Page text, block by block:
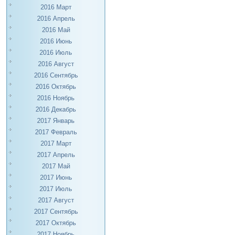
2016 Март
2016 Апрель
2016 Май
2016 Июнь
2016 Июль
2016 Август
2016 Сентябрь
2016 Октябрь
2016 Ноябрь
2016 Декабрь
2017 Январь
2017 Февраль
2017 Март
2017 Апрель
2017 Май
2017 Июнь
2017 Июль
2017 Август
2017 Сентябрь
2017 Октябрь